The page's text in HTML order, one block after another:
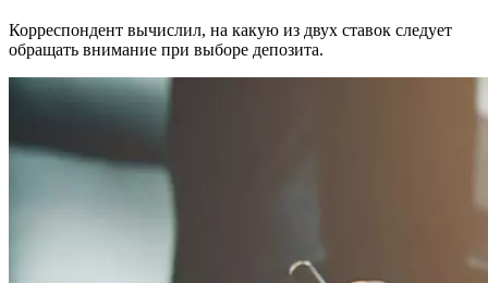
Корреспондент вычислил, на какую из двух ставок следует
обращать внимание при выборе депозита.